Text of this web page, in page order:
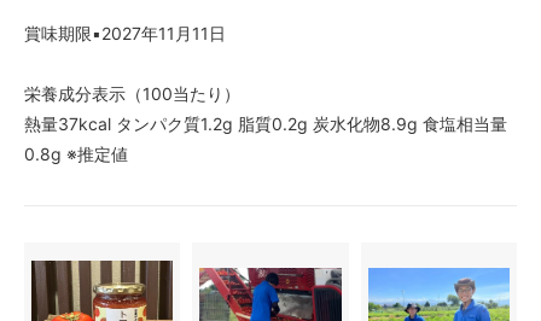
賞味期限▪️2027年11月11日
栄養成分表示（100当たり）
熱量37kcal タンパク質1.2g 脂質0.2g 炭水化物8.9g 食塩相当量
0.8g ※推定値